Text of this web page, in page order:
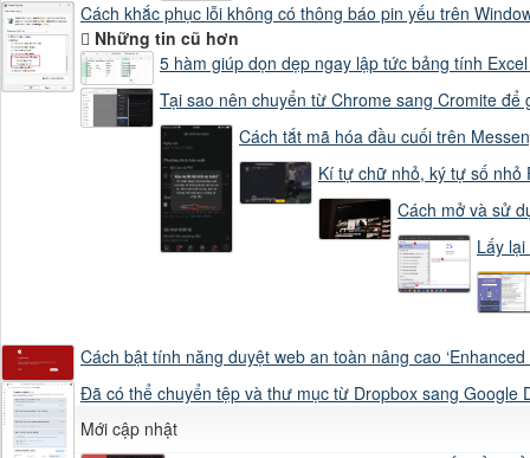
Cách khắc phục lỗi không có thông báo pin yếu trên
Những tin cũ hơn
5 hàm giúp dọn dẹp ngay lập tức bảng tính
Tại sao nên chuyển từ Chrome sang Cromite để
Cách tắt mã hóa đầu cuối trên
Kí tự chữ nhỏ, ký tự số nhỏ
Cách mở và sử
Lấy
Cách bật tính năng duyệt web an toàn nâng cao
Đã có thể chuyển tệp và thư mục từ Dropbox sang Google
Mới cập nhật